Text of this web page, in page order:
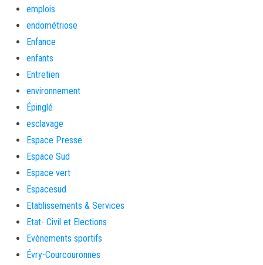
emplois
endométriose
Enfance
enfants
Entretien
environnement
Épinglé
esclavage
Espace Presse
Espace Sud
Espace vert
Espacesud
Etablissements & Services
Etat- Civil et Elections
Evènements sportifs
Évry-Courcouronnes